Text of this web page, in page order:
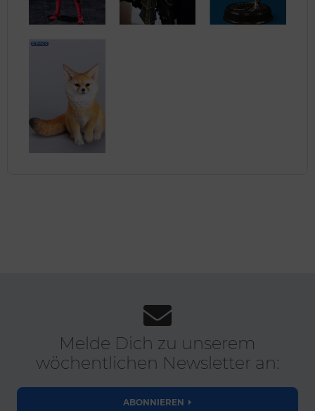
Melde Dich zu unserem
wöchentlichen Newsletter an:
ABONNIEREN